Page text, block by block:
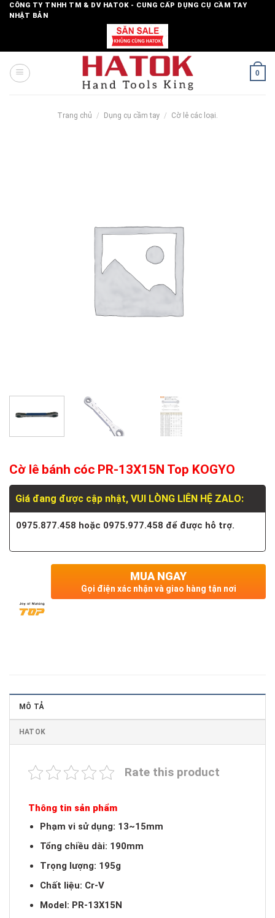
SkipCÔNG TY TNHH TM & DV HATOK - CUNG CẤP DỤNG CỤ CẦM TAY
NHẬT BẢN
0
Trang chủ / Dụng cụ cầm tay / Cờ lê các loại.
Cờ lê bánh cóc PR-13X15N Top KOGYO
Giá đang được cập nhật, VUI LÒNG LIÊN HỆ ZALO:
0975.877.458 hoặc 0975.977.458 để được hỗ trợ.
MUA NGAY
Gọi điện xác nhận và giao hàng tận nơi
MÔ TẢ
HATOK
Rate this product
Thông tin sản phẩm
Phạm vi sử dụng: 13~15mm
Tổng chiều dài: 190mm
Trọng lượng: 195g
Chất liệu: Cr-V
Model: PR-13X15N